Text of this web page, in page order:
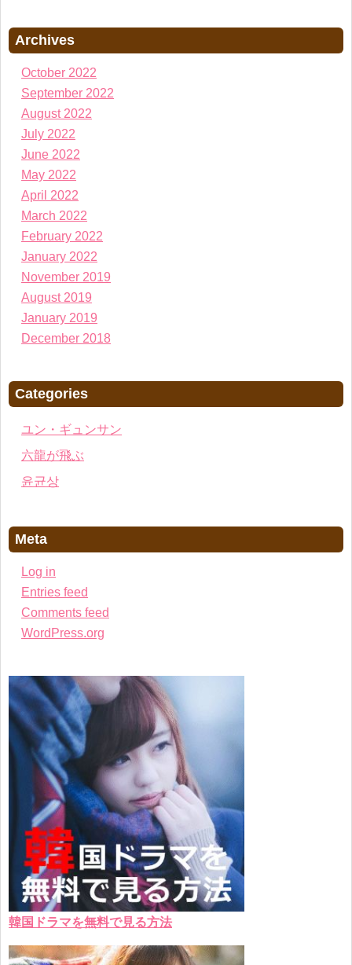
Archives
October 2022
September 2022
August 2022
July 2022
June 2022
May 2022
April 2022
March 2022
February 2022
January 2022
November 2019
August 2019
January 2019
December 2018
Categories
ユン・ギュンサン
六龍が飛ぶ
윤균상
Meta
Log in
Entries feed
Comments feed
WordPress.org
韓国ドラマを無料で見る方法